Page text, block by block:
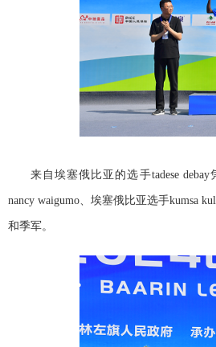
来自埃塞俄比亚的选手tadese
nancy waigumo、埃塞俄比亚选手kumsa
和季军。